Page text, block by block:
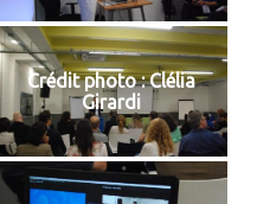
Crédit photo : Clélia
Girardi